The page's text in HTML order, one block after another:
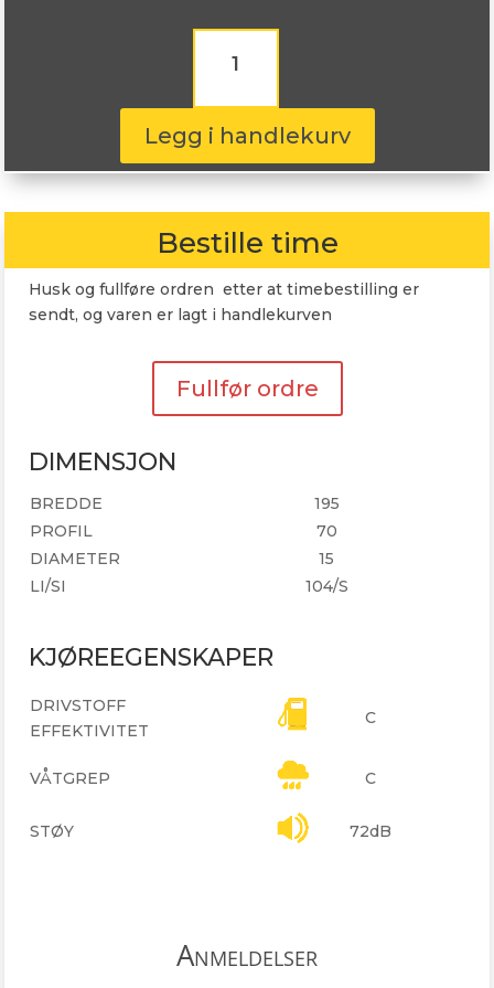
Delinte
104S
antall
Legg i handlekurv
Bestille time
Husk og fullføre ordren etter at timebestilling er
sendt, og varen er lagt i handlekurven
Fullfør ordre
DIMENSJON
BREDDE
195
PROFIL
70
DIAMETER
15
LI/SI
104/S
KJØREEGENSKAPER
DRIVSTOFF
EFFEKTIVITET
C
VÅTGREP C
STØY 72dB
Anmeldelser